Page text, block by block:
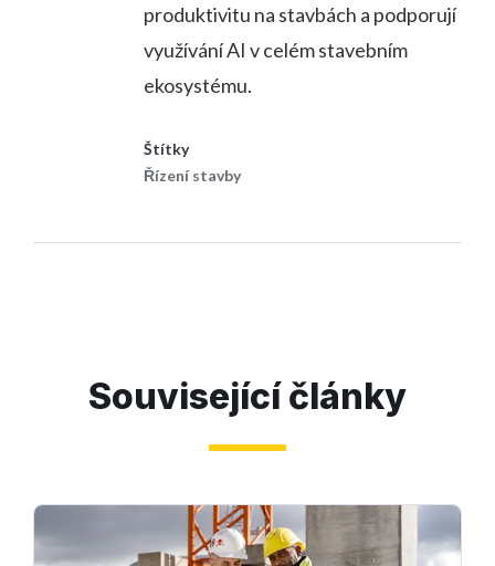
produktivitu na stavbách a podporují
využívání AI v celém stavebním
ekosystému.
Štítky
Řízení stavby
Související články